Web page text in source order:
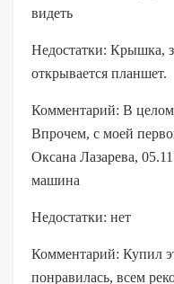
видеть
Недостатки: Крышка,
открывается планшет.
Комментарий: В
Впрочем, с моей
Оксана Лазарева,
машина
Недостатки: нет
Комментарий: Купил
понравилась, всем